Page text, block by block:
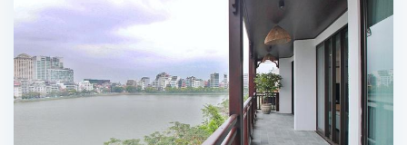
đại,
ban
công
view
Hồ
cho
thuê